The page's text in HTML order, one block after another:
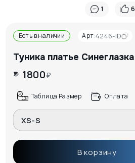
1 6
Есть в наличии Арт:4246-ID
Туника платье Синеглазка
1800₽
Таблица Размер Оплата
XS-S
В корзину